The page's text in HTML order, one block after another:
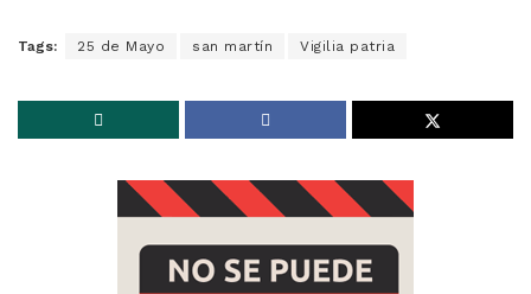
Tags: 25 de Mayo san martín Vigilia patria